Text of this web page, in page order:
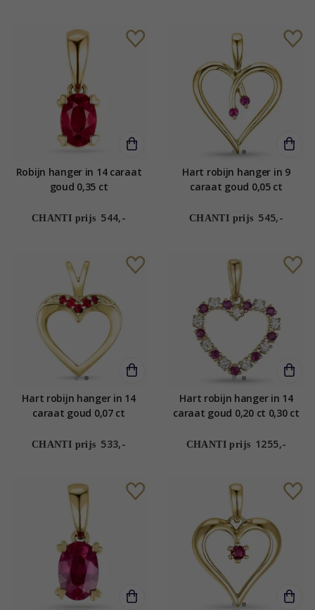
Robijn hanger in 14 caraat
goud 0,35 ct
CHANTI prijs 544,-
Hart robijn hanger in 9
caraat goud 0,05 ct
CHANTI prijs 545,-
Hart robijn hanger in 14
caraat goud 0,07 ct
CHANTI prijs 533,-
Hart robijn hanger in 14
caraat goud 0,20 ct 0,30 ct
CHANTI prijs 1255,-